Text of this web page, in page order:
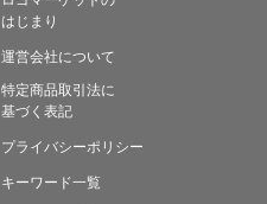
はじまり
運営会社について
特定商品取引法に
基づく表記
プライバシーポリシー
キーワード一覧